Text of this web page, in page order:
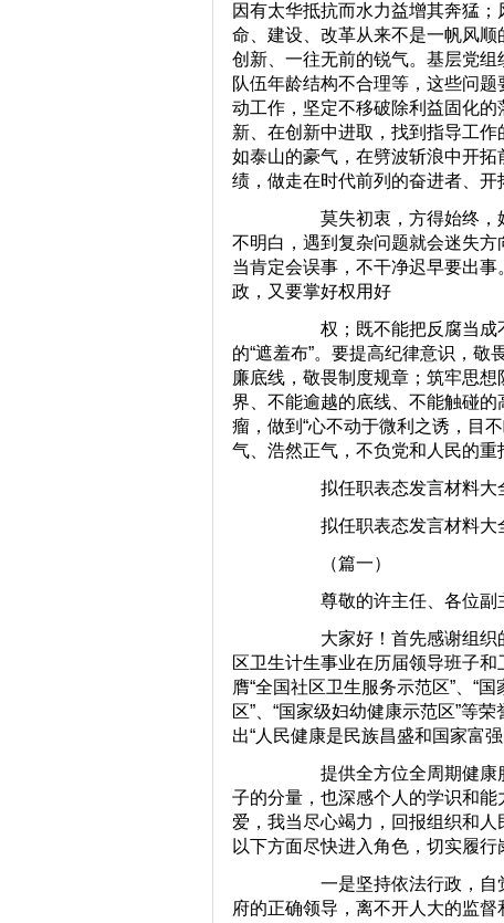
因有太华抵抗而水力益增其奔猛
命、建设、改革从来不是一帆风
创新、一往无前的锐气。基层党
队伍年龄结构不合理等，这些问
动工作，坚定不移破除利益固化
新、在创新中进取，找到指导工作
如泰山的豪气，在劈波斩浪中开
绩，做走在时代前列的奋进者、开
莫失初衷，方得始终，始
不明白，遇到复杂问题就会迷失
当肯定会误事，不干净迟早要出
政，又要掌好权用好
权；既不能把反腐当成不
的“遮羞布”。要提高纪律意识，
廉底线，敬畏制度规章；筑牢思
界、不能逾越的底线、不能触碰
瘤，做到“心不动于微利之诱，目
气、浩然正气，不负党和人民的重
拟任职表态发言材料大全
拟任职表态发言材料大全
（篇一）
尊敬的许主任、各位副主
大家好！首先感谢组织的
区卫生计生事业在历届领导班子
膺“全国社区卫生服务示范区”、“
区”、“国家级妇幼健康示范区”等
出“人民健康是民族昌盛和国家富
提供全方位全周期健康服
子的分量，也深感个人的学识和
爱，我当尽心竭力，回报组织和
以下方面尽快进入角色，切实履行
一是坚持依法行政，自觉
府的正确领导，离不开人大的监